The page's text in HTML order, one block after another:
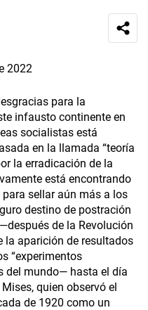
2022
para la
infausto continente en
socialistas está
en la llamada “teoría
la erradicación de la
está encontrando
sellar aún más a los
destino de postración
de la Revolución
la aparición de resultados
“experimentos
del mundo— hasta el día
quien observó el
de 1920 como un